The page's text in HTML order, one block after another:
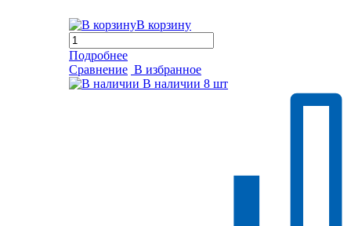
В корзину
Подробнее
Сравнение В избранное
В наличии 8 шт